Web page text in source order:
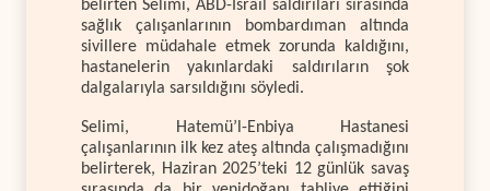
belirten Selimi, ABD-İsrail saldırıları sırasında
sağlık çalışanlarının bombardıman altında
sivillere müdahale etmek zorunda kaldığını,
hastanelerin yakınlardaki saldırıların şok
dalgalarıyla sarsıldığını söyledi.
Selimi, Hatemü’l-Enbiya Hastanesi
çalışanlarının ilk kez ateş altında çalışmadığını
belirterek, Haziran 2025’teki 12 günlük savaş